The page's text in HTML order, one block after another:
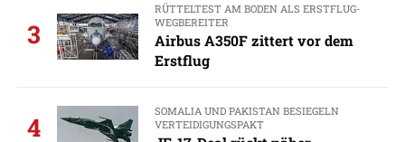
3
RÜTTELTEST AM BODEN ALS ERSTFLUG-
WEGBEREITER
Airbus A350F zittert vor dem
Erstflug
4
SOMALIA UND PAKISTAN BESIEGELN
VERTEIDIGUNGSPAKT